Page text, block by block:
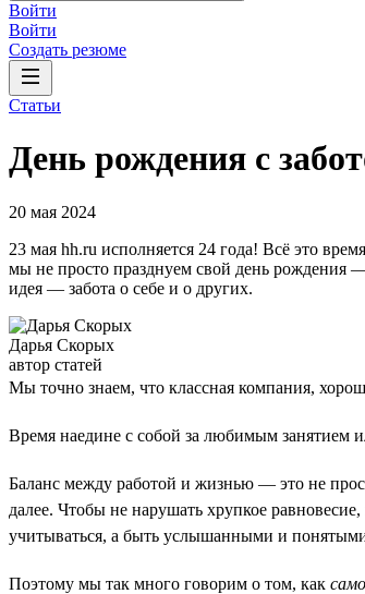
Войти
Войти
Создать резюме
Статьи
День рождения с
20 мая 2024
23 мая hh.ru исполняется 24 года! Всё это
мы не просто празднуем свой день рождения
идея — забота о себе и о других.
Дарья Скорых
автор статей
Мы точно знаем, что классная компания,
Время наедине с собой за любимым занятием
Баланс между работой и жизнью — это не
далее. Чтобы не нарушать хрупкое
учитываться, а быть услышанными и
Поэтому мы так много говорим о том, как